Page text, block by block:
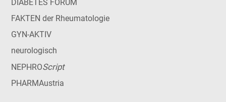
DIABETES FORUM
FAKTEN der Rheumatologie
GYN-AKTIV
neurologisch
NEPHROScript
PHARMAustria